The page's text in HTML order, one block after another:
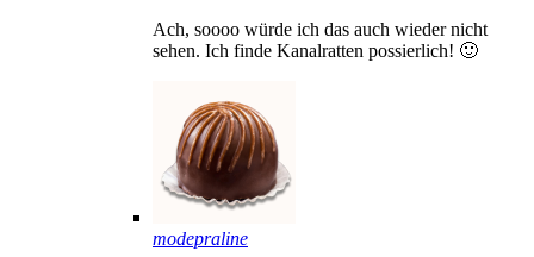
Ach, soooo würde ich das auch wieder nicht
sehen. Ich finde Kanalratten possierlich! 🙂
modepraline